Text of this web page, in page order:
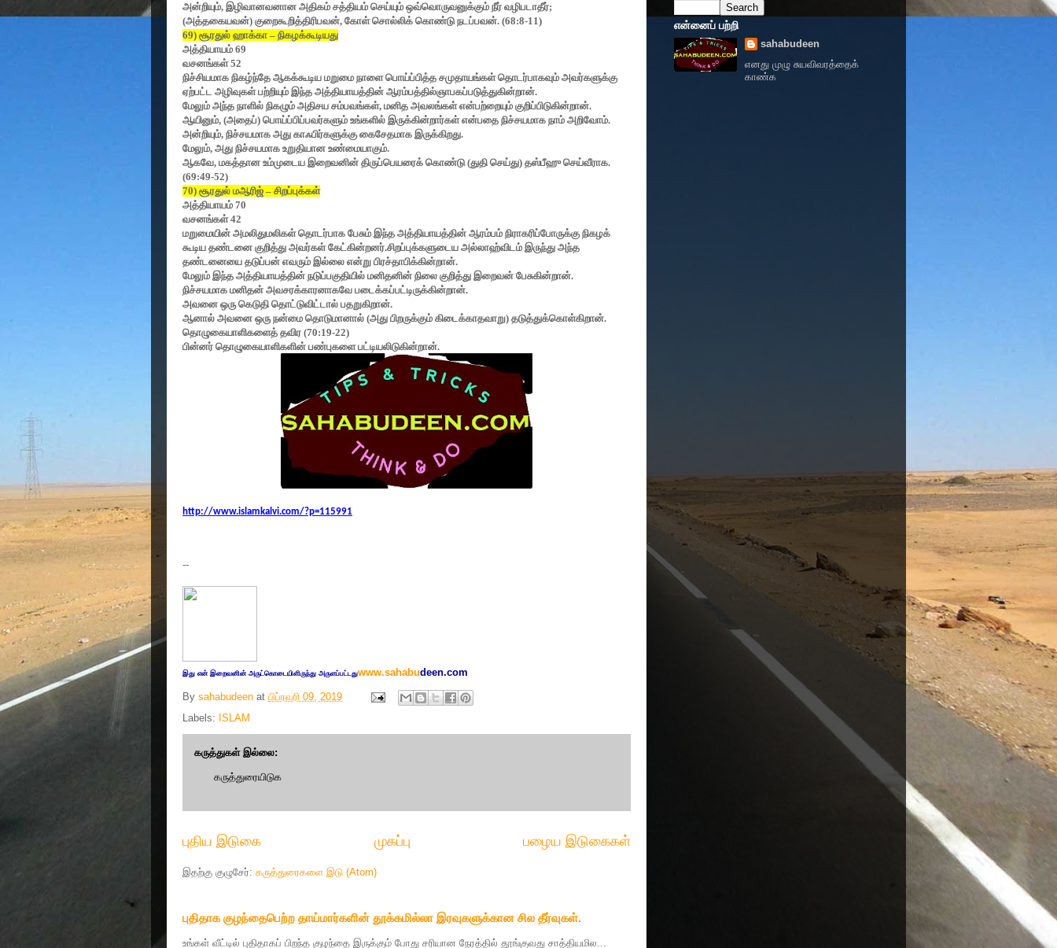
அன்றியும், இழிவானவனான அதிகம் சத்தியம் செய்யும் ஒவ்வொருவனுக்கும் நீர் வழிபடாதீர்;
(அத்தகையவன்) குறைகூறித்திரிபவன், கோள் சொல்லிக் கொண்டு நடப்பவன். (68:8-11)
69) சூரதுல் ஹாக்கா – நிகழக்கூடியது
அத்தியாயம் 69
வசனங்கள்52
நிச்சியமாக நிகழ்ந்தே ஆகக்கூடிய மறுமை நாளை பொய்ப்பித்த சமுதாயங்கள் தொடர்பாகவும் அவர்களுக்கு
ஏற்பட்ட அழிவுகள் பற்றியும் இந்த அத்தியாயத்தின் ஆரம்பத்தில்ஞாபகப்படுத்துகின்றான்.
மேலும் அந்த நாளில் நிகழும் அதிசய சம்பவங்கள், மனித அவலங்கள் என்பற்றையும் குறிப்பிடுகின்றான்.
ஆயினும், (அதைப்) பொய்ப்பிப்பவர்களும் உங்களில் இருக்கின்றார்கள் என்பதை நிச்சயமாக நாம் அறிவோம்.
அன்றியும், நிச்சயமாக அது காஃபிர்களுக்கு கைசேதமாக இருக்கிறது.
மேலும், அது நிச்சயமாக உறுதியான உண்மையாகும்.
ஆகவே, மகத்தான உம்முடைய இறைவனின் திருப்பெயரைக் கொண்டு (துதி செய்து) தஸ்பீஹு செய்வீராக.
(69:49-52)
70) சூரதுல் மஆரிஜ் – சிறப்புக்கள்
அத்தியாயம் 70
வசனங்கள்42
மறுமையின் அமலிதுமலிகள் தொடர்பாக பேசும் இந்த அத்தியாயத்தின் ஆரம்பம் நிராகரிப்போருக்கு நிகழக்
கூடிய தண்டனை குறித்து அவர்கள் கேட்கின்றனர்.சிறப்புக்களுடைய அல்லாஹ்விடம் இருந்து அந்த
தண்டனையை தடுப்பன் எவரும் இல்லை என்று பிரச்தாபிக்கின்றான்.
மேலும் இந்த அத்தியாயத்தின் நடுப்பகுதியில் மனிதனின் நிலை குறித்து இறைவன் பேசுகின்றான்.
நிச்சயமாக மனிதன் அவசரக்காரனாகவே படைக்கப்பட்டிருக்கின்றான்.
அவனை ஒரு கெடுதி தொட்டுவிட்டால் பதறுகிறான்.
ஆனால் அவனை ஒரு நன்மை தொடுமானால் (அது பிறருக்கும் கிடைக்காதவாறு) தடுத்துக்கொள்கிறான்.
தொழுகையாளிகளைத் தவிர (70:19-22)
பின்னர் தொழுகையாளிகளின் பண்புகளை பட்டியலிடுகின்றான்.
http://www.islamkalvi.com/?p=115991
--
இது என் இறைவனின் அருட் கொடையிளிருந்து அருளப்பட்டதுwww.sahabudeen.com
By sahabudeen at பிப்ரவரி 09, 2019
Labels: ISLAM
கருத்துகள் இல்லை:
கருத்துரையிடுக
புதிய இடுகை பழைய இடுகைகள்
முகப்பு
இதற்கு குழுசேர்: கருத்துரைகளை இடு (Atom)
புதிதாக குழந்தைபெற்ற தாய்மார்களின் தூக்கமில்லா இரவுகளுக்கான சில தீர்வுகள்.
உங்கள் வீட்டில் புதிதாகப் பிறந்த குழந்தை இருக்கும் போது சரியான நேரத்தில் தூங்குவது சாத்தியமில...
என்னைப் பற்றி
sahabudeen
எனது முழு சுயவிவரத்தைக்
காண்க